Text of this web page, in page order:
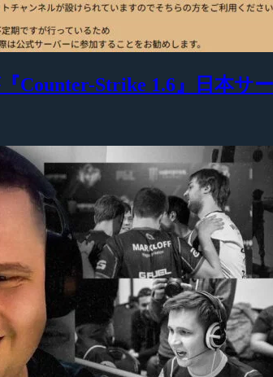
Counter-Strike 1.6』日本サ